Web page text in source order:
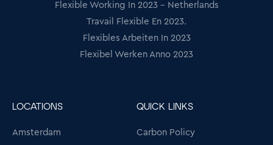
Flexible Working In 2023 - Netherlands
Travail Flexible En 2023.
Flexibles Arbeiten In 2023
Flexibel Werken Anno 2023
LOCATIONS
Amsterdam
QUICK LINKS
Carbon Policy